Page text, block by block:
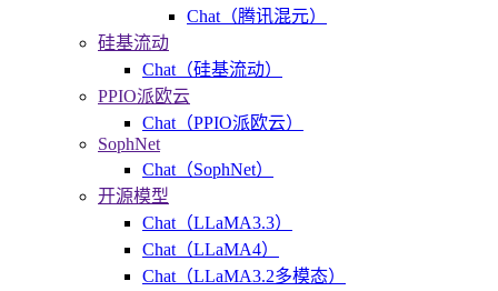
Chat（腾讯混元）
硅基流动
Chat（硅基流动）
PPIO派欧云
Chat（PPIO派欧云）
SophNet
Chat（SophNet）
开源模型
Chat（LLaMA3.3）
Chat（LLaMA4）
Chat（LLaMA3.2多模态）